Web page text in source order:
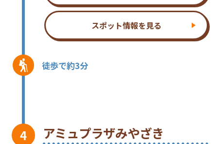
スポット情報を見る
徒歩で約3分
アミュプラザみやざき